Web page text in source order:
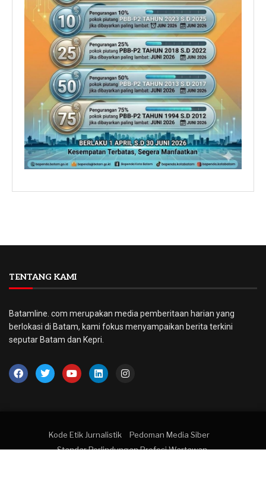
TENTANG KAMI
Batamline. com merupakan media pemberitaan harian yang
berlokasi di Batam, kami fokus menyampaikan berita terkini
seputar Batam dan Kepri.
Kode Etik Jurnalistik
Pedoman Media Siber
Standar Perlindungan Profesi Wartawan